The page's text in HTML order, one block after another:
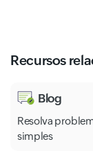
Recursos
Blog
Resolva
simples